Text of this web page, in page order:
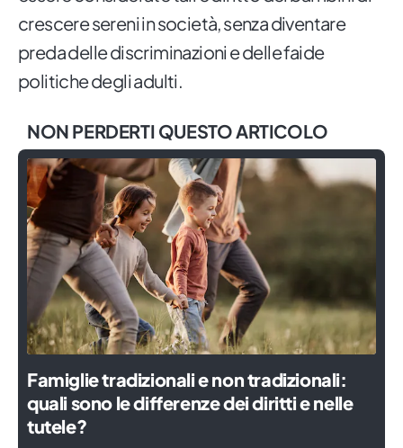
crescere sereni in società, senza diventare
preda delle discriminazioni e delle faide
politiche degli adulti.
NON PERDERTI QUESTO ARTICOLO
Famiglie tradizionali e non tradizionali:
quali sono le differenze dei diritti e nelle
tutele?